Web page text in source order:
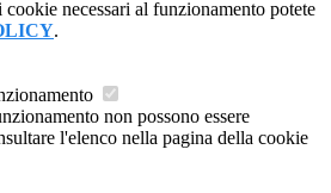
necessari al funzionamento potete
.
non possono essere
l'elenco nella pagina della cookie